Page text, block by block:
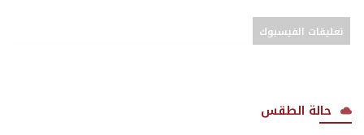
تعليقات الفيسبوك
حالة الطقس